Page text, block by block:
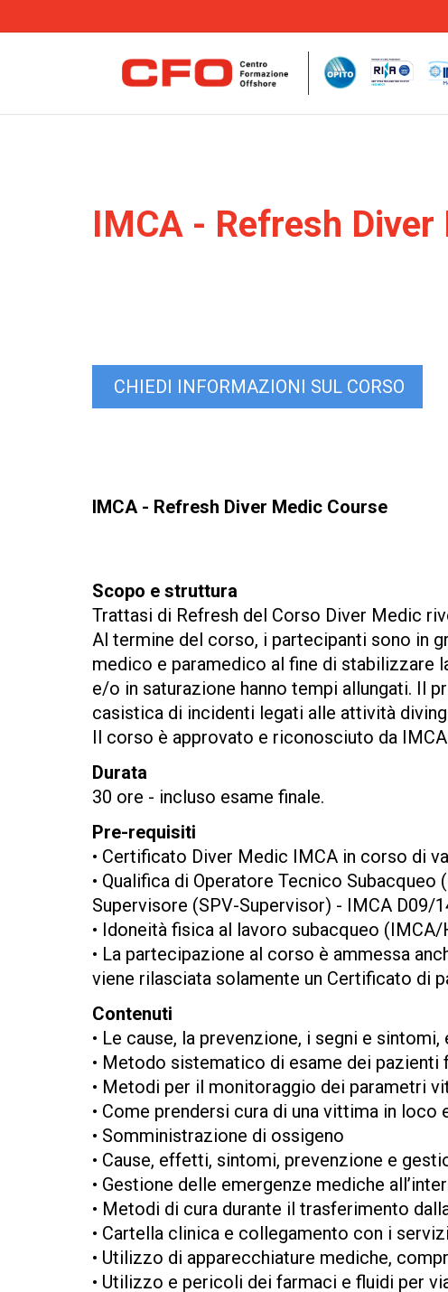
IMCA - Refresh
CHIEDI INFORMAZIONI SUL CORSO
IMCA - Refresh Diver Medic Course
Scopo e struttura
Trattasi di Refresh del Corso Diver Medic
Al termine del corso, i partecipanti sono in
medico e paramedico al fine di stabilizzare
e/o in saturazione hanno tempi allungati. Il
casistica di incidenti legati alle attività
Il corso è approvato e riconosciuto da
Durata
30 ore - incluso esame finale.
Pre-requisiti
• Certificato Diver Medic IMCA in corso di
• Qualifica di Operatore Tecnico
Supervisore (SPV-Supervisor) - IMCA D09/
• Idoneità fisica al lavoro subacqueo
• La partecipazione al corso è ammessa
viene rilasciata solamente un Certificato di
Contenuti
• Le cause, la prevenzione, i segni e
• Metodo sistematico di esame dei pazienti
• Metodi per il monitoraggio dei parametri
• Come prendersi cura di una vittima in loco
• Somministrazione di ossigeno
• Cause, effetti, sintomi, prevenzione e
• Gestione delle emergenze mediche
• Metodi di cura durante il trasferimento
• Cartella clinica e collegamento con i
• Utilizzo di apparecchiature mediche,
• Utilizzo e pericoli dei farmaci e fluidi per